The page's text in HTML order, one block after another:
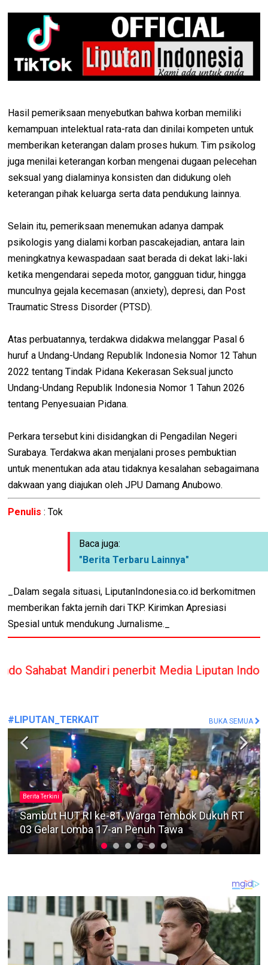
Hasil pemeriksaan menyebutkan bahwa korban memiliki
kemampuan intelektual rata-rata dan dinilai kompeten untuk
memberikan keterangan dalam proses hukum. Tim psikolog
juga menilai keterangan korban mengenai dugaan pelecehan
seksual yang dialaminya konsisten dan didukung oleh
keterangan pihak keluarga serta data pendukung lainnya.
Selain itu, pemeriksaan menemukan adanya dampak
psikologis yang dialami korban pascakejadian, antara lain
meningkatnya kewaspadaan saat berada di dekat laki-laki
ketika mengendarai sepeda motor, gangguan tidur, hingga
munculnya gejala kecemasan (anxiety), depresi, dan Post
Traumatic Stress Disorder (PTSD).
Atas perbuatannya, terdakwa didakwa melanggar Pasal 6
huruf a Undang-Undang Republik Indonesia Nomor 12 Tahun
2022 tentang Tindak Pidana Kekerasan Seksual juncto
Undang-Undang Republik Indonesia Nomor 1 Tahun 2026
tentang Penyesuaian Pidana.
Perkara tersebut kini disidangkan di Pengadilan Negeri
Surabaya. Terdakwa akan menjalani proses pembuktian
untuk menentukan ada atau tidaknya kesalahan sebagaimana
dakwaan yang diajukan oleh JPU Damang Anubowo.
Penulis : Tok
Baca juga:
"Berita Terbaru Lainnya"
_Dalam segala situasi, LiputanIndonesia.co.id berkomitmen
memberikan fakta jernih dari TKP. Kirimkan Apresiasi
Spesial untuk mendukung Jurnalisme._
penerbit Media Liputan Indonesia hanya
#LIPUTAN_TERKAIT BUKA SEMUA
#MafiaTanah
Sengketa Lahan Pandegiling Makin Panas, Polisi
Diminta Segera Usut Agar Tidak Terjadi
Kegaduhan Di Surabaya